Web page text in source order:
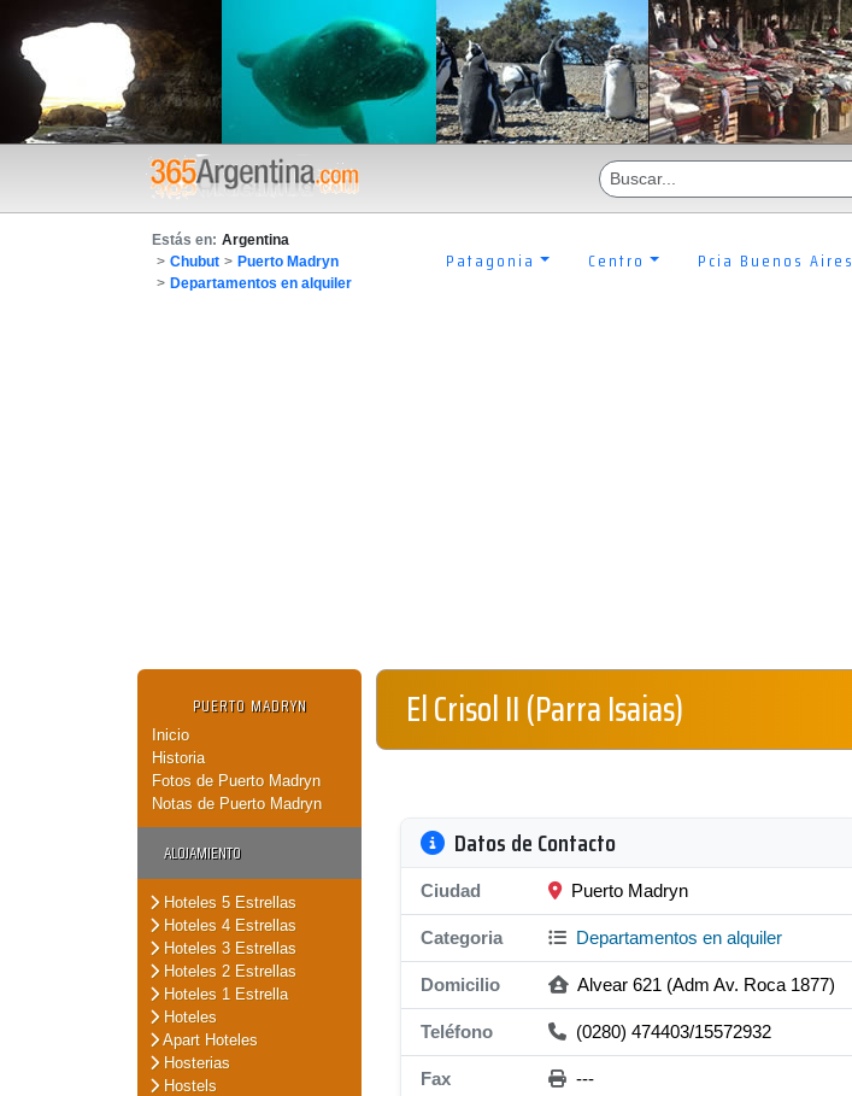
Estás en: Argentina
> Chubut > Puerto Madryn
> Departamentos en alquiler
Patagonia Centro Pcia Buenos Aires
PUERTO MADRYN
Inicio
Historia
Fotos de Puerto Madryn
Notas de Puerto Madryn
ALOJAMIENTO
Hoteles 5 Estrellas
Hoteles 4 Estrellas
Hoteles 3 Estrellas
Hoteles 2 Estrellas
Hoteles 1 Estrella
Hoteles
Apart Hoteles
Hosterias
Hostels
El Crisol II (Parra Isaias)
Datos de Contacto
Ciudad Puerto Madryn
Categoria Departamentos en alquiler
Domicilio Alvear 621 (Adm Av. Roca 1877)
Teléfono (0280) 474403/15572932
Fax ---